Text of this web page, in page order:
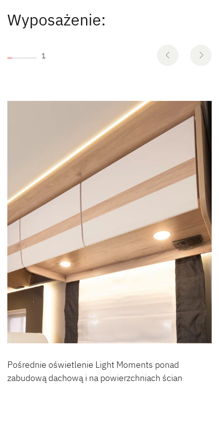
Wyposażenie:
1
Pośrednie oświetlenie Light Moments ponad
zabudową dachową i na powierzchniach ścian